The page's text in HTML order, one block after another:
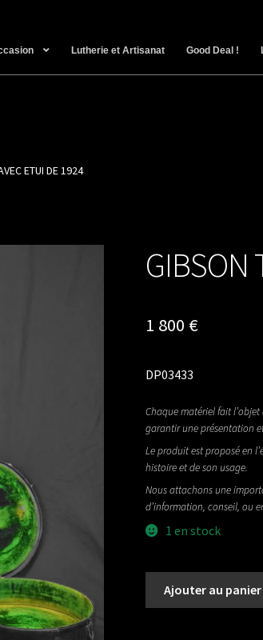
Lutherie et Artisanat Good Deal !
ETUI DE 1924
GIBSON
1 800 €
DP03433
Chaque matériel fait
garantir une présentation
Le produit est proposé en
histoire et de son usage.
Nous attachons une
d’information, conseil, ou
1 en stock
Ajouter au panier